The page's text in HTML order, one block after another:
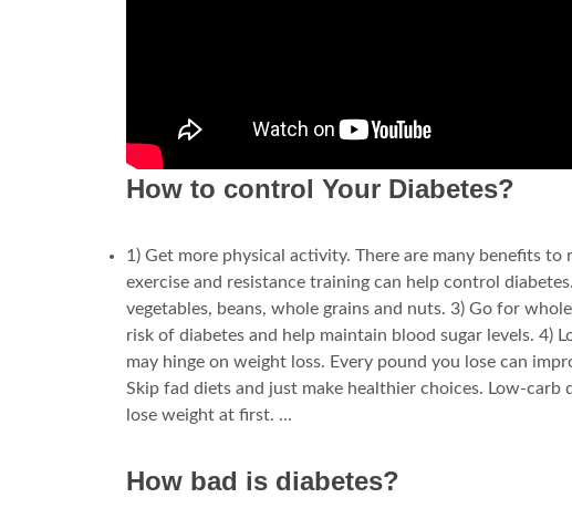
How to control Your Diabetes?
1) Get more physical activity. There are many benefits
exercise and resistance training can help control
vegetables, beans, whole grains and nuts. 3) Go for
risk of diabetes and help maintain blood sugar levels. 4)
may hinge on weight loss. Every pound you lose can
Skip fad diets and just make healthier choices. Low-
lose weight at first. ...
How bad is diabetes?